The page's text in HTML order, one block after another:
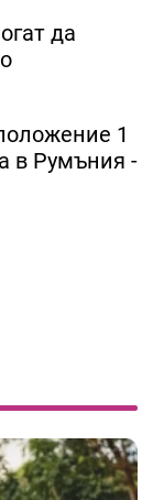
да
1
в Румъния -